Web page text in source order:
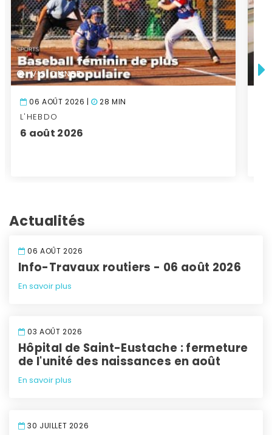
VISIONNER
06 AOÛT 2026 | 28 MIN
L'HEBDO
6 août 2026
Actualités
06 AOÛT 2026
Info-Travaux routiers - 06 août 2026
En savoir plus
03 AOÛT 2026
Hôpital de Saint-Eustache : fermeture
de l'unité des naissances en août
En savoir plus
30 JUILLET 2026